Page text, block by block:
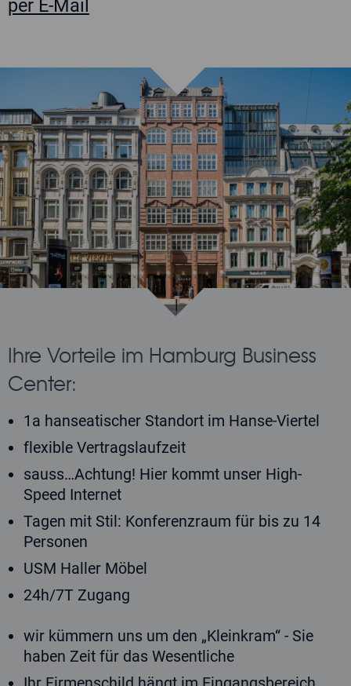
per E-Mail
Ihre Vorteile im Hamburg Business
Center:
1a hanseatischer Standort im Hanse-Viertel
flexible Vertragslaufzeit
sauss…Achtung! Hier kommt unser High-
Speed Internet
Tagen mit Stil: Konferenzraum für bis zu 14
Personen
USM Haller Möbel
24h/7T Zugang
wir kümmern uns um den „Kleinkram“ - Sie
haben Zeit für das Wesentliche